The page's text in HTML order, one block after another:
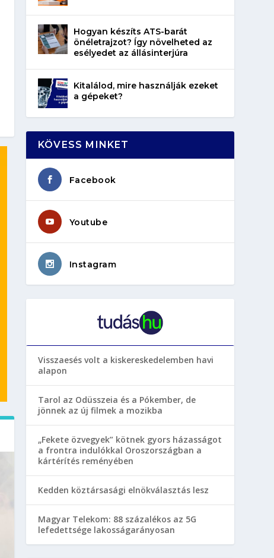
Hogyan készíts ATS-barát
önéletrajzot? Így növelheted az
esélyedet az állásinterjúra
Kitalálod, mire használják ezeket
a gépeket?
KÖVESS MINKET
Facebook
Youtube
Instagram
Visszaesés volt a kiskereskedelemben havi
alapon
Tarol az Odüsszeia és a Pókember, de
jönnek az új filmek a mozikba
„Fekete özvegyek” kötnek gyors házasságot
a frontra indulókkal Oroszországban a
kártérítés reményében
Kedden köztársasági elnökválasztás lesz
Magyar Telekom: 88 százalékos az 5G
lefedettsége lakosságarányosan